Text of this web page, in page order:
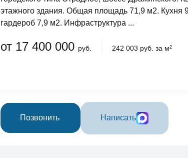
этажного здания. Общая площадь 71,9 м2. Кухня
гардероб 7,9 м2. Инфраструктура ...
от 17 400 000 руб. 242 003 руб. за м2
Позвонить Написать